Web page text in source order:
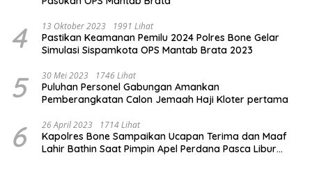
4 13 Oktober 2023 1991 Lihat
Pastikan Keamanan Pemilu 2024 Polres Bone Gelar
Simulasi Sispamkota OPS Mantab Brata 2023
5 30 Mei 2023 1746 Lihat
Puluhan Personel Gabungan Amankan
Pemberangkatan Calon Jemaah Haji Kloter pertama
6 26 April 2023 1714 Lihat
Kapolres Bone Sampaikan Ucapan Terima dan Maaf
Lahir Bathin Saat Pimpin Apel Perdana Pasca Libur